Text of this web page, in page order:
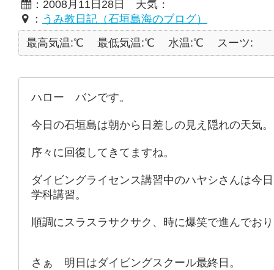
：2008月11日28日 天気：
： うみ教日記（石垣島海のブログ）
最高気温:℃
最低気温:℃ 水温:℃ スーツ:
ハロー バンです。
今日の石垣島は朝から日差しの見え隠れの天気。
序々に回復してきてますね。
ダイビングライセンス講習中のハヤシさんは今
学科講習。
順調にスラスラサクサク、時に爆笑で進んでお
さぁ 明日はダイビングスクール最終日。